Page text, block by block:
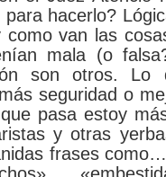
hacerlo?
van las
mala (o
son otros. Lo
seguridad o
pasa estoy
y otras
frases